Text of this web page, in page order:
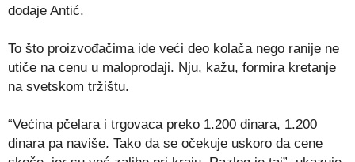
dodaje Antić.
To što proizvođačima ide veći deo kolača nego ranije ne
utiče na cenu u maloprodaji. Nju, kažu, formira kretanje
na svetskom tržištu.
“Većina pčelara i trgovaca preko 1.200 dinara, 1.200
dinara pa naviše. Tako da se očekuje uskoro da cene